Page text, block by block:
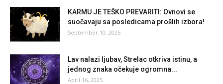
KARMU JE TEŠKO PREVARITI: Ovnovi se
suočavaju sa posledicama prošlih izbora!
September 10, 2025
Lav nalazi ljubav, Strelac otkriva istinu, a
jednog znaka očekuje ogromna...
April 16, 2025